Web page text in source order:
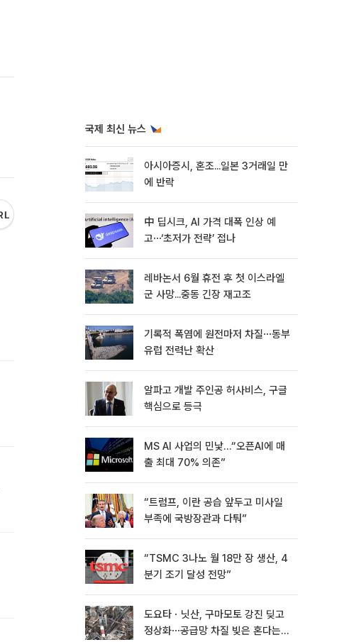
국제 최신 뉴스
아시아증시, 혼조...일본 3거래일 만
에 반락
中 딥시크, AI 가격 대폭 인상 예
고⋯‘초저가 전략’ 접나
레바논서 6월 휴전 후 첫 이스라엘
군 사망...중동 긴장 재고조
기록적 폭염에 원전마저 차질⋯동부
유럽 전력난 확산
알파고 개발 주인공 허사비스, 구글
핵심으로 등극
MS AI 사업의 민낯…“오픈AI에 매
출 최대 70% 의존”
“트럼프, 이란 공습 앞두고 미사일
부족에 국방장관과 다퉈”
“TSMC 3나노 월 18만 장 생산, 4
분기 조기 달성 전망”
도요타ㆍ닛산, 구마모토 강진 딪고
정상화⋯공급망 차질 빚은 혼다는